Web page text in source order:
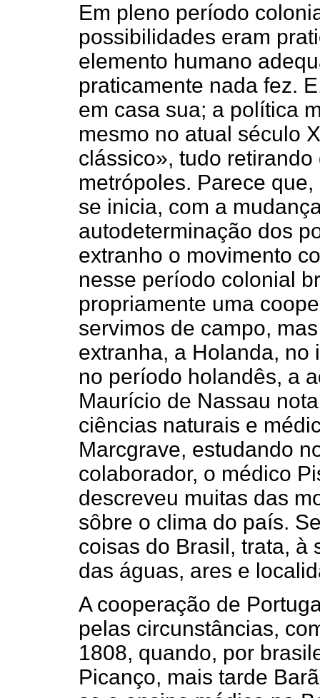
Em pleno período
possibilidades eram
elemento humano
praticamente nada fez.
em casa sua; a política
mesmo no atual século
clássico», tudo
metrópoles. Parece
se inicia, com a
autodeterminação dos
extranho o movimento
nesse período colonial
propriamente uma
servimos de campo,
extranha, a Holanda, no
no período holandês, a
Maurício de Nassau
ciências naturais e
Marcgrave, estudando
colaborador, o médico
descreveu muitas das
sôbre o clima do país.
coisas do Brasil, trata, à
das águas, ares e
A cooperação de
pelas circunstâncias,
1808, quando, por
Picanço, mais tarde